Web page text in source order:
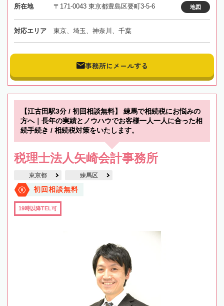
所在地 〒171-0043 東京都豊島区要町3-5-6 地図
対応エリア 東京、埼玉、神奈川、千葉
事務所にメールする
【江古田駅3分 / 初回相談無料】 練馬で相続税にお悩みの
方へ｜長年の実績とノウハウでお客様一人一人に合った相
続手続き / 相続税対策をいたします。
税理士法人矢崎会計事務所
東京都 練馬区
初回相談無料
19時以降TEL可